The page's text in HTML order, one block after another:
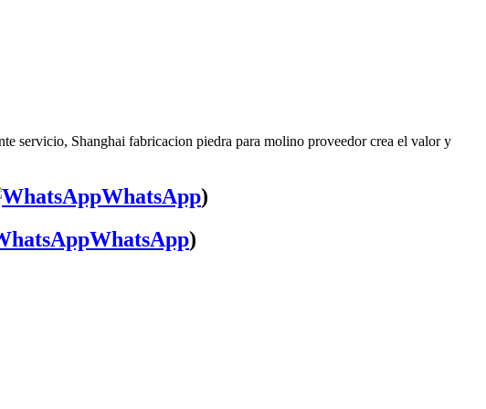
servicio, Shanghai fabricacion piedra para molino proveedor crea el valor y
WhatsApp)
WhatsApp)